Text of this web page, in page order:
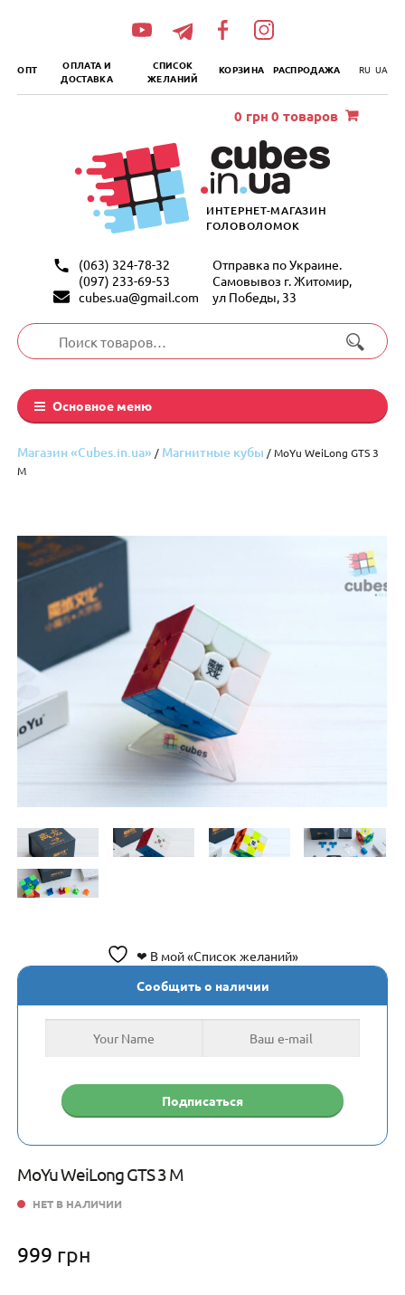
ОПТ
ОПЛАТА И
ДОСТАВКА
СПИСОК
ЖЕЛАНИЙ
КОРЗИНА РАСПРОДАЖА RU UA
ИНТЕРНЕТ-МАГАЗИН
ГОЛОВОЛОМОК
(063) 324-78-32
(097) 233-69-53
cubes.ua@gmail.com
Отправка по Украине.
Самовывоз г. Житомир,
ул Победы, 33
Искать:
Основное меню
0 грн 0 товаров
Магазин «Cubes.in.ua» / Магнитные кубы / MoYu WeiLong GTS 3
M
❤ В мой «Список желаний»
MoYu WeiLong GTS 3 M
999 грн
НЕТ В НАЛИЧИИ
Сообщить о наличии